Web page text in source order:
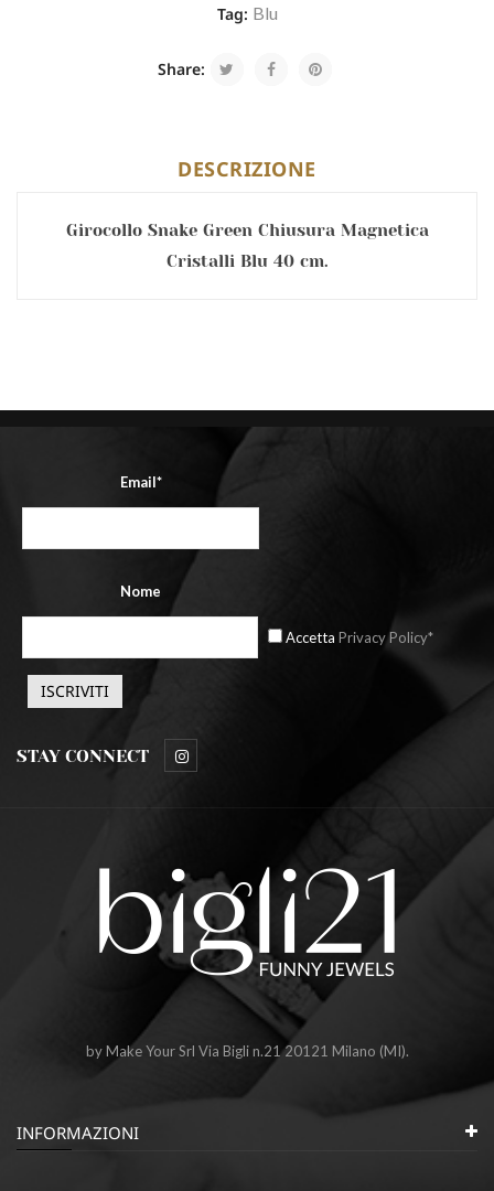
Tag: Blu
Share:
DESCRIZIONE
Girocollo Snake Green Chiusura Magnetica
Cristalli Blu 40 cm.
Email*
Nome
Accetta Privacy Policy*
STAY CONNECT
by Make Your Srl Via Bigli n.21 20121 Milano (MI).
INFORMAZIONI